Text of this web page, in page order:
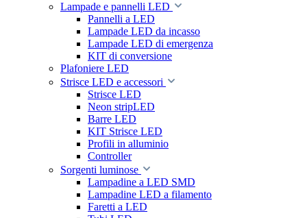
Lampade e pannelli LED
Pannelli a LED
Lampade LED da incasso
Lampade LED di emergenza
KIT di conversione
Plafoniere LED
Strisce LED e accessori
Strisce LED
Neon stripLED
Barre LED
KIT Strisce LED
Profili in alluminio
Controller
Sorgenti luminose
Lampadine a LED SMD
Lampadine LED a filamento
Faretti a LED